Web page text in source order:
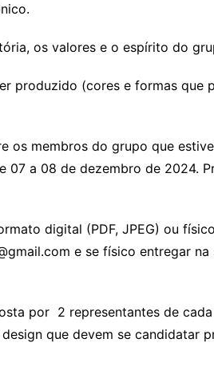
os valores e o espírito do
(cores e formas que
membros do grupo que
07 a 08 de dezembro de 2024.
digital (PDF, JPEG) ou
e se físico entregar na
2 representantes de cada
que devem se candidatar